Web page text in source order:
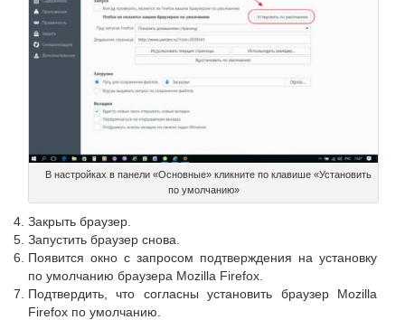
В настройках в панели «Основные» кликните по клавише «Установить
по умолчанию»
Закрыть браузер.
Запустить браузер снова.
Появится окно с запросом подтверждения на установку
по умолчанию браузера Mozilla Firefox.
Подтвердить, что согласны установить браузер Mozilla
Firefox по умолчанию.